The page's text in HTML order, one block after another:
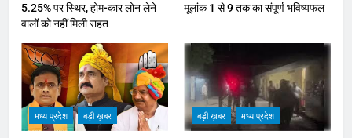
5.25% पर स्थिर, होम-कार लोन लेने
वालों को नहीं मिली राहत
मूलांक 1 से 9 तक का संपूर्ण भविष्यफल
मध्य प्रदेश बड़ी ख़बर बड़ी ख़बर मध्य प्रदेश